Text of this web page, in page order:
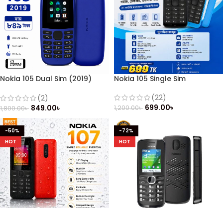
Nokia 105 Dual Sim (2019)
(2)
1,800.00৳ 849.00৳
Nokia 105 Single Sim
(22)
1,200.00৳ 699.00৳
-50%
HOT
-72%
HOT